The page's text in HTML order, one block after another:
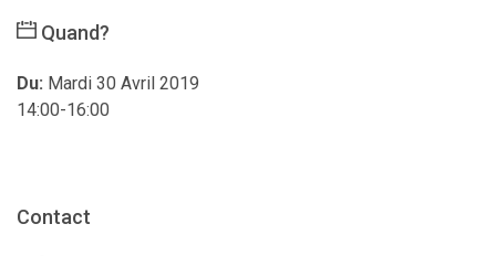
Quand?
Du: Mardi 30 Avril 2019
14:00-16:00
Contact